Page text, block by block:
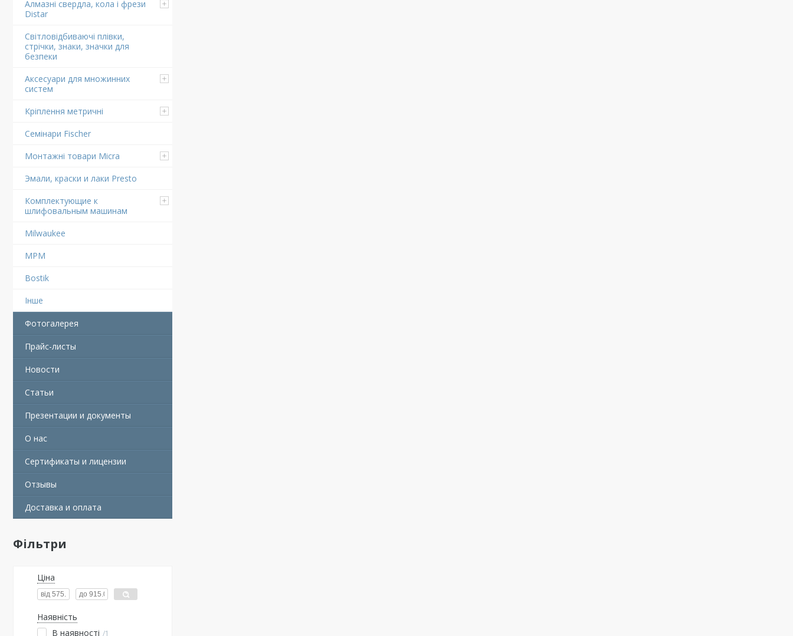
Алмазні свердла, кола і фрези
Distar
Світловідбиваючі плівки,
стрічки, знаки, значки для
безпеки
Аксесуари для множинних
систем
Кріплення метричні
Семінари Fischer
Монтажні товари Micra
Эмали, краски и лаки Presto
Комплектующие к
шлифовальным машинам
Milwaukee
MPM
Bostik
Інше
Фотогалерея
Прайс-листы
Новости
Статьи
Презентации и документы
О нас
Сертификаты и лицензии
Отзывы
Доставка и оплата
Фільтри
Ціна
Наявність
В наявності
1